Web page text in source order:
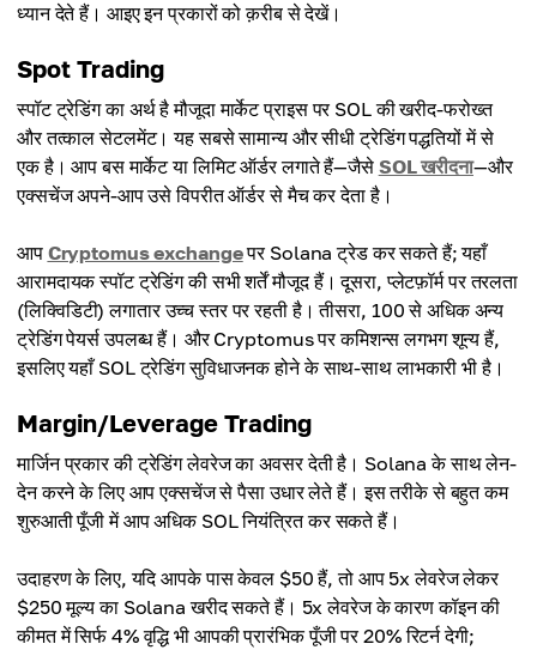
ध्यान देते हैं। आइए इन प्रकारों को क़रीब से देखें।
Spot Trading
स्पॉट ट्रेडिंग का अर्थ है मौजूदा मार्केट प्राइस पर SOL की खरीद-फरोख्त
और तत्काल सेटलमेंट। यह सबसे सामान्य और सीधी ट्रेडिंग पद्धतियों में से
एक है। आप बस मार्केट या लिमिट ऑर्डर लगाते हैं—जैसे SOL खरीदना—और
एक्सचेंज अपने-आप उसे विपरीत ऑर्डर से मैच कर देता है।
आप Cryptomus exchangeपर Solana ट्रेड कर सकते हैं; यहाँ
आरामदायक स्पॉट ट्रेडिंग की सभी शर्तें मौजूद हैं। दूसरा, प्लेटफ़ॉर्म पर तरलता
(लिक्विडिटी) लगातार उच्च स्तर पर रहती है। तीसरा, 100 से अधिक अन्य
ट्रेडिंग पेयर्स उपलब्ध हैं। और Cryptomus पर कमिशन्स लगभग शून्य हैं,
इसलिए यहाँ SOL ट्रेडिंग सुविधाजनक होने के साथ-साथ लाभकारी भी है।
Margin/Leverage Trading
मार्जिन प्रकार की ट्रेडिंग लेवरेज का अवसर देती है। Solana के साथ लेन-
देन करने के लिए आप एक्सचेंज से पैसा उधार लेते हैं। इस तरीके से बहुत कम
शुरुआती पूँजी में आप अधिक SOL नियंत्रित कर सकते हैं।
उदाहरण के लिए, यदि आपके पास केवल $50 हैं, तो आप 5x लेवरेज लेकर
$250 मूल्य का Solana खरीद सकते हैं। 5x लेवरेज के कारण कॉइन की
कीमत में सिर्फ 4% वृद्धि भी आपकी प्रारंभिक पूँजी पर 20% रिटर्न देगी;